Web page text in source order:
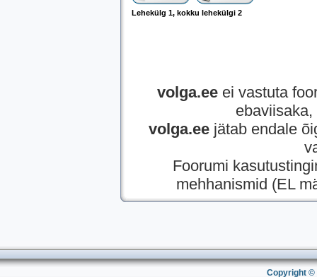
Lehekülg 1, kokku lehekülgi 2
volga.eeei vastuta
volga.ee jätab endale
Foorumi
mehhanismid (EL
Copyright ©